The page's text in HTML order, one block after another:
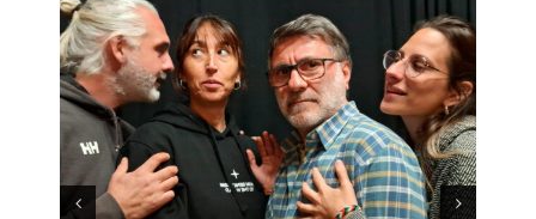
‘Dissabte, diumenge i
dilluns’, d’Eduardo De
Filippo